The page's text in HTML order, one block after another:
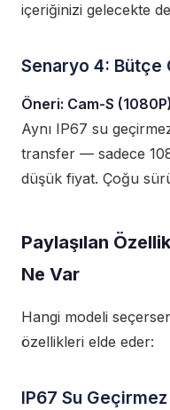
içeriğinizi gelecekte
Senaryo 4: Bütçe
Öneri: Cam-S (1080P)
Aynı IP67 su
transfer — sadece
düşük fiyat. Çoğu
Paylaşılan
Ne Var
Hangi modeli
özellikleri elde eder:
IP67 Su Geçirmez